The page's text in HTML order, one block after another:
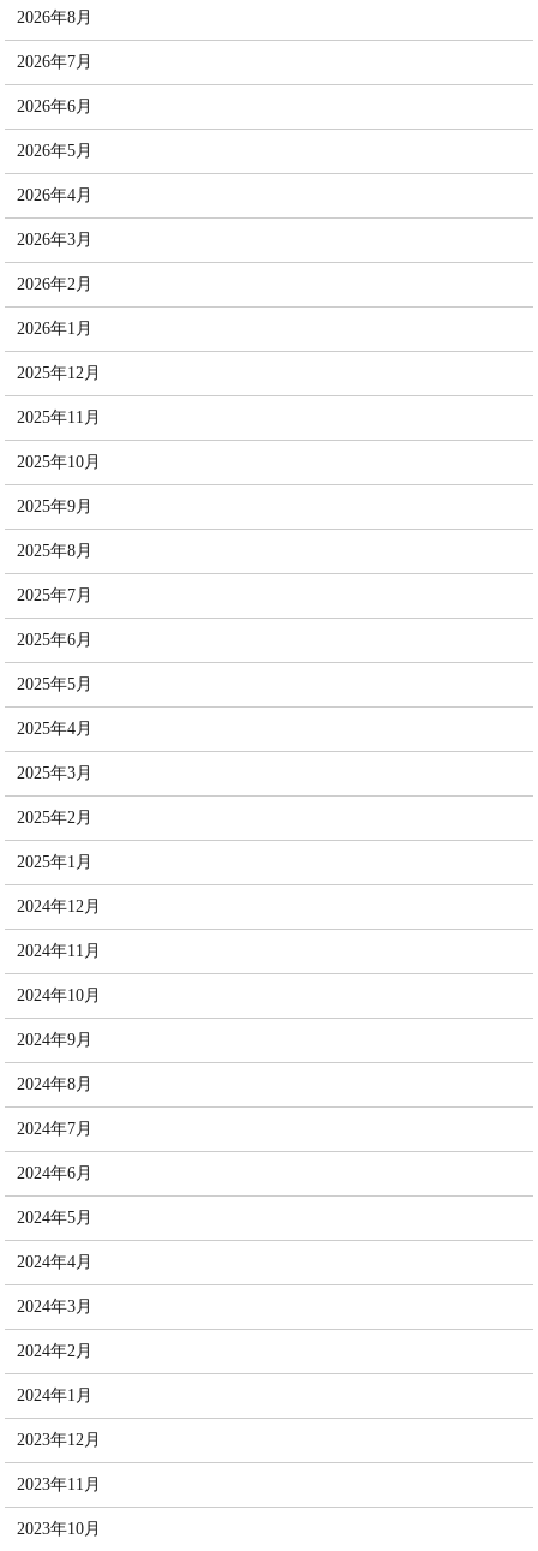
2026年8月
2026年7月
2026年6月
2026年5月
2026年4月
2026年3月
2026年2月
2026年1月
2025年12月
2025年11月
2025年10月
2025年9月
2025年8月
2025年7月
2025年6月
2025年5月
2025年4月
2025年3月
2025年2月
2025年1月
2024年12月
2024年11月
2024年10月
2024年9月
2024年8月
2024年7月
2024年6月
2024年5月
2024年4月
2024年3月
2024年2月
2024年1月
2023年12月
2023年11月
2023年10月